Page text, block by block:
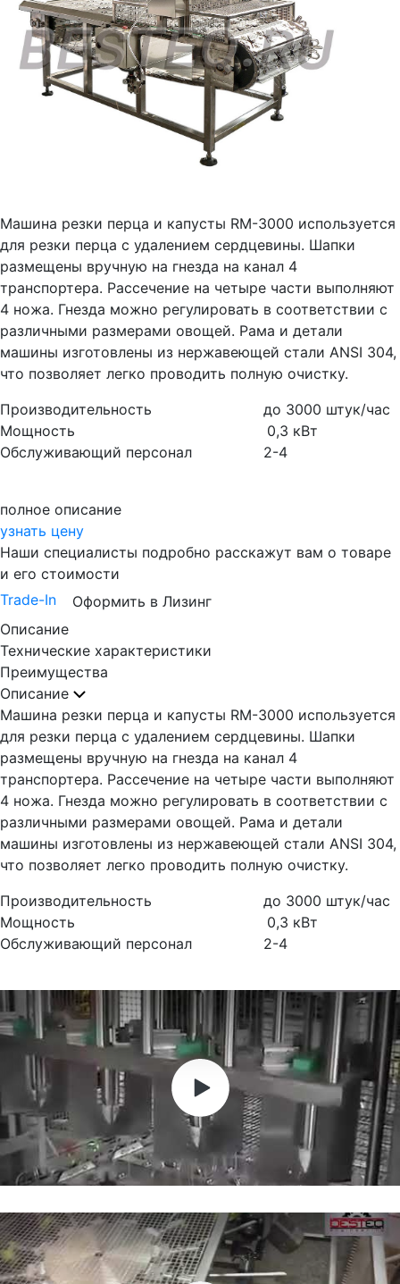
Машина резки перца и капусты RM-3000 используется
для резки перца с удалением сердцевины. Шапки
размещены вручную на гнезда на канал 4
транспортера. Рассечение на четыре части выполняют
4 ножа. Гнезда можно регулировать в соответствии с
различными размерами овощей. Рама и детали
машины изготовлены из нержавеющей стали ANSI 304,
что позволяет легко проводить полную очистку.
Производительность до 3000 штук/час
Мощность 0,3 кВт
Обслуживающий персонал 2-4
полное описание
узнать цену
Наши специалисты подробно расскажут вам о товаре
и его стоимости
Trade-In
Оформить в Лизинг
Описание
Технические характеристики
Преимущества
Описание
Машина резки перца и капусты RM-3000 используется
для резки перца с удалением сердцевины. Шапки
размещены вручную на гнезда на канал 4
транспортера. Рассечение на четыре части выполняют
4 ножа. Гнезда можно регулировать в соответствии с
различными размерами овощей. Рама и детали
машины изготовлены из нержавеющей стали ANSI 304,
что позволяет легко проводить полную очистку.
Производительность до 3000 штук/час
Мощность 0,3 кВт
Обслуживающий персонал 2-4